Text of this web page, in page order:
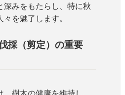
深みをもたらし、特に秋
を魅了します。
採（剪定）の重要